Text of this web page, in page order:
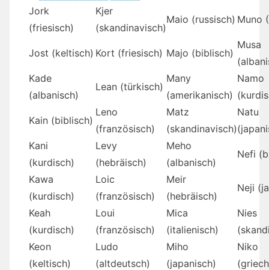
Jork
(friesisch)
Kjer
(skandinavisch)
Maio (russisch) Muno
Jost (keltisch) Kort (friesisch) Majo (biblisch)
Musa
Kade
(albanisch)
Lean (türkisch)
Many
(amerikanisch)
Namo
Kain (biblisch)
Leno
(französisch)
Matz
(skandinavisch)
Natu
Kani
(kurdisch)
Levy
(hebräisch)
Meho
(albanisch)
Nefi
Kawa
(kurdisch)
Loic
(französisch)
Meir
(hebräisch)
Neji
Keah
(kurdisch)
Loui
(französisch)
Mica
(italienisch)
Nies
Keon
(keltisch)
Ludo
(altdeutsch)
Miho
(japanisch)
Niko